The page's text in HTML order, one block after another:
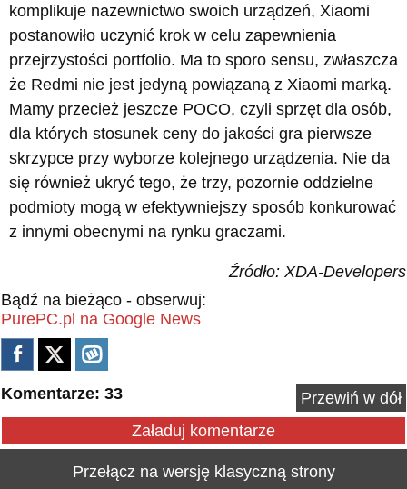
komplikuje nazewnictwo swoich urządzeń, Xiaomi
postanowiło uczynić krok w celu zapewnienia
przejrzystości portfolio. Ma to sporo sensu, zwłaszcza
że Redmi nie jest jedyną powiązaną z Xiaomi marką.
Mamy przecież jeszcze POCO, czyli sprzęt dla osób,
dla których stosunek ceny do jakości gra pierwsze
skrzypce przy wyborze kolejnego urządzenia. Nie da
się również ukryć tego, że trzy, pozornie oddzielne
podmioty mogą w efektywniejszy sposób konkurować
z innymi obecnymi na rynku graczami.
Źródło: XDA-Developers
Bądź na bieżąco - obserwuj:
PurePC.pl na Google News
Komentarze: 33
Przewiń w dół
Załaduj komentarze
Przełącz na wersję klasyczną strony